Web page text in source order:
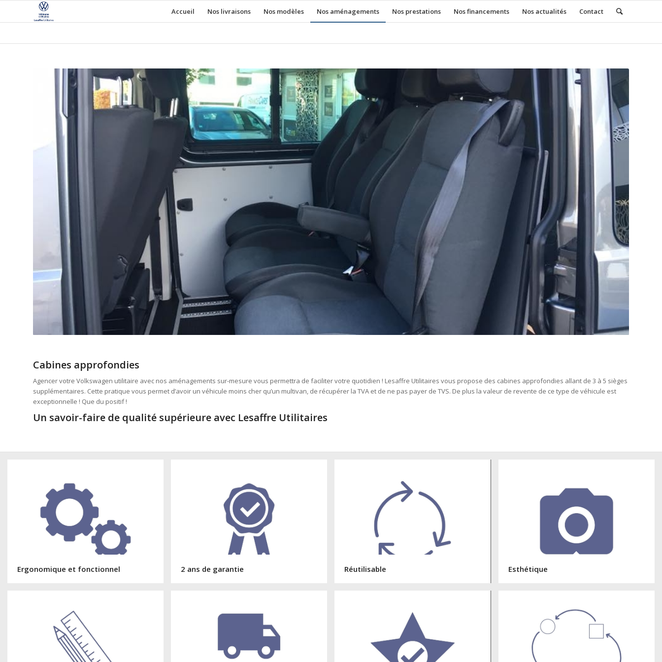
Accueil Nos livraisons Nos modèles Nos aménagements Nos prestations Nos financements Nos actualités Contact
Cabines approfondies
Agencer votre Volkswagen utilitaire avec nos aménagements sur-mesure vous permettra de faciliter votre quotidien ! Lesaffre Utilitaires vous propose des cabines approfondies allant de 3 à 5 sièges
supplémentaires. Cette pratique vous permet d’avoir un véhicule moins cher qu’un multivan, de récupérer la TVA et de ne pas payer de TVS. De plus la valeur de revente de ce type de véhicule est
exceptionnelle ! Que du positif !
Un savoir-faire de qualité supérieure avec Lesaffre Utilitaires
Ergonomique et fonctionnel 2 ans de garantie Réutilisable Esthétique